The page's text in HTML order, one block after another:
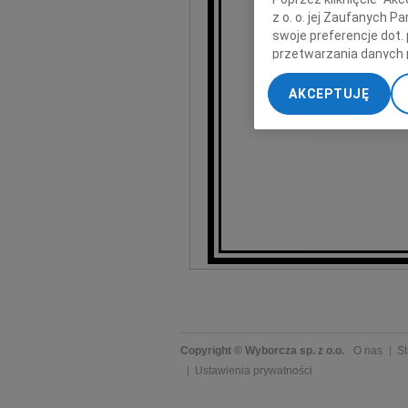
najlepszy,
Copyright © Wyborcza sp. z o.o. O nas
Ustawienia prywatności
z o. o. jej Zaufanych
swoje preferencje dot.
przetwarzania danych
„Ustawienia
My, nasi Zaufani
dokładnych danych
Przechowywanie
AKCEPTUJĘ